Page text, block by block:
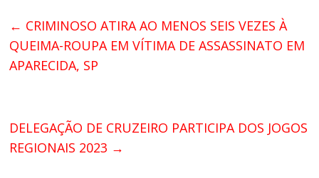
← CRIMINOSO ATIRA AO MENOS SEIS VEZES À
QUEIMA-ROUPA EM VÍTIMA DE ASSASSINATO EM
APARECIDA, SP
DELEGAÇÃO DE CRUZEIRO PARTICIPA DOS JOGOS
REGIONAIS 2023 →